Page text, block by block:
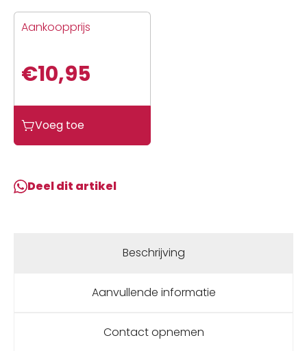
Aankoopprijs
€10,95
BIB
10X120-
KE
AV
Voeg toe
Deel dit artikel
Beschrijving
Aanvullende informatie
Contact opnemen